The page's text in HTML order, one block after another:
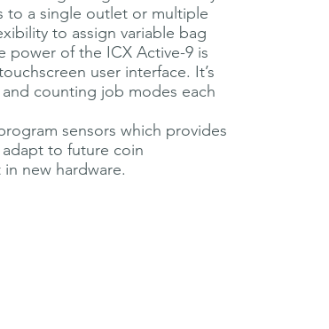
to a single outlet or multiple
to assign variable bag
power of the ICX Active-9 is
user interface. It’s
counting job modes each
sensors which provides
to future coin
new hardware.